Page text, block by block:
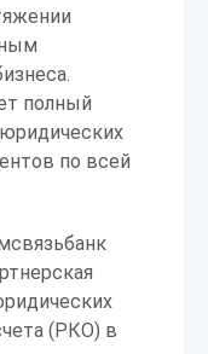
полный
по всей
(РКО) в